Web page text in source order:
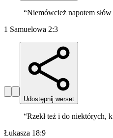
“Niemówcież napotem
1 Samuelowa 2:3
Udostępnij werset
“Rzekł też i do niektórych,
Łukasza 18:9